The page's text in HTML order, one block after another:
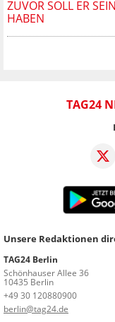
ZUVOR SOLL ER
ABEN
TAG24
Unsere Redaktionen
TAG24 Berlin
Schönhauser Allee 36
10435 Berlin
+49 30 120880900
berlin@tag24.de